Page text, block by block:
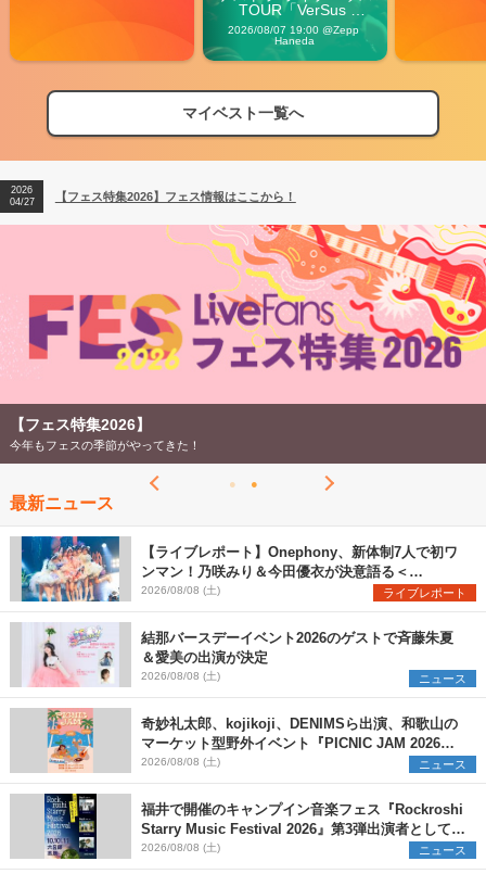
TOUR「VerSus
Carnival」
2026/08/07 19:00 @Zepp
Haneda
マイベスト一覧へ
【フェス特集2026】フェス情報はここから！
【ライブ動員ランキング】2026年上半期編発表！
2026
04/27
【フェス特集2026】フェス情報はここから！
2026
【ライブ動員ランキング】2026年上半期編発表！
【フェス特集2026】
今年もフェスの季節がやってきた！
最新ニュース
【ライブレポート】Onephony、新体制7人で初ワ
ンマン！乃咲みり＆今田優衣が決意語る＜
Onephony新体制1st Oneman Live はじまりの夏
＞
2026/08/08 (土) ライブレポート
結那バースデーイベント2026のゲストで斉藤朱夏
＆愛美の出演が決定
2026/08/08 (土) ニュース
奇妙礼太郎、kojikoji、DENIMSら出演、和歌山の
マーケット型野外イベント『PICNIC JAM 2026』
早割チケット発売開始
2026/08/08 (土) ニュース
福井で開催のキャンプイン音楽フェス『Rockroshi
Starry Music Festival 2026』第3弾出演者として
SCOOBIE DO、かりゆし58、Reiを発表
2026/08/08 (土) ニュース